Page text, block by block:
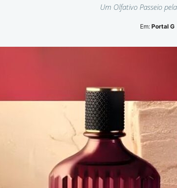
Um Olfativo Passeio
Em: Portal G